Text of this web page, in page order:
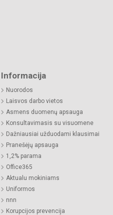
Informacija
Nuorodos
Laisvos darbo vietos
Asmens duomenų apsauga
Konsultavimasis su visuomene
Dažniausiai užduodami klausimai
Pranešėjų apsauga
1,2% parama
Office365
Aktualu mokiniams
Uniformos
nnn
Korupcijos prevencija